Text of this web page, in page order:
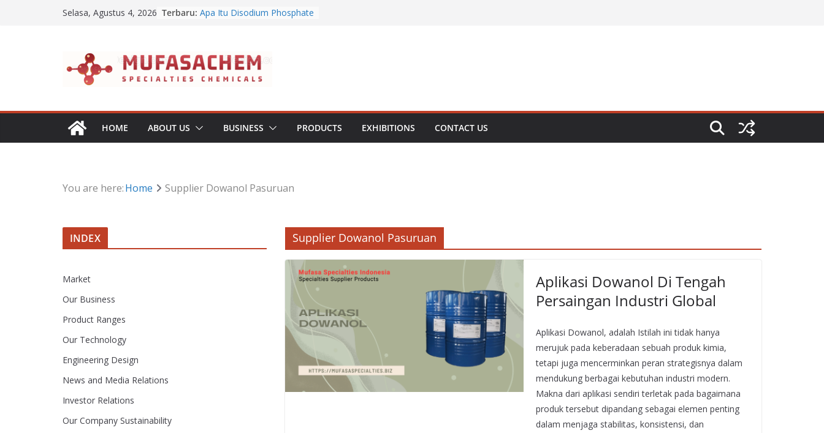
Selasa, Agustus 4, 2026 Terbaru: Apa Itu Disodium Phosphate
Jual Benzalkonium Chloride
HOME ABOUT US BUSINESS PRODUCTS EXHIBITIONS CONTACT US
You are here:Home Supplier Dowanol Pasuruan
Supplier Dowanol Pasuruan
Aplikasi Dowanol Di Tengah
Persaingan Industri Global
Aplikasi Dowanol, adalah Istilah ini tidak hanya
merujuk pada keberadaan sebuah produk kimia,
tetapi juga mencerminkan peran strategisnya dalam
mendukung berbagai kebutuhan industri modern.
Makna dari aplikasi sendiri terletak pada bagaimana
produk tersebut dipandang sebagai elemen penting
dalam menjaga stabilitas, konsistensi, dan
INDEX
Market
Our Business
Product Ranges
Our Technology
Engineering Design
News and Media Relations
Investor Relations
Our Company Sustainability